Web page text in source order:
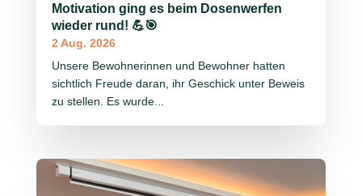
Motivation ging es beim Dosenwerfen
wieder rund! 💪🎯
2 Aug. 2026
Unsere Bewohnerinnen und Bewohner hatten
sichtlich Freude daran, ihr Geschick unter Beweis
zu stellen. Es wurde...